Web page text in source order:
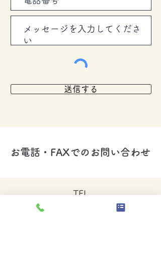
送信する
​お電話・FAXでのお問い合わせ
TEL
078-332-7566